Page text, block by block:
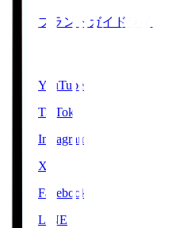
ブランドガイドライン
YouTube
TikTok
Instagram
X
Facebook
LINE